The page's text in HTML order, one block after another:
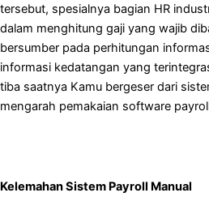
tersebut, spesialnya bagian HR
dalam menghitung gaji yang wajib
bersumber pada perhitungan
informasi kedatangan yang
tiba saatnya Kamu bergeser dari
mengarah pemakaian software
Kelemahan Sistem Payroll Manual